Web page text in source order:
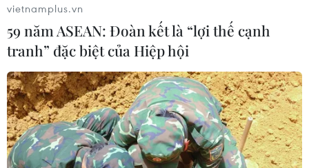
Nam Phi lần đầu thực hiện thủ thuật
đổi màu mắt vĩnh viễn
24/03/2026 06:38
vietnamplus.vn
59 năm ASEAN: Đoàn kết là “lợi thế cạnh
tranh” đặc biệt của Hiệp hội